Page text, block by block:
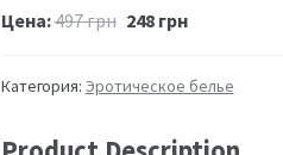
Цена:497грн 248грн
Категория: Эротическое белье